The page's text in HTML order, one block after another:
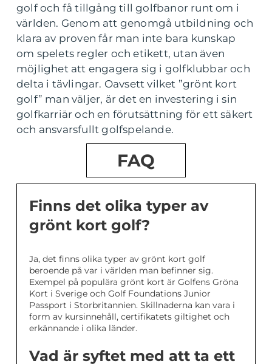
golf och få tillgång till golfbanor runt om i
världen. Genom att genomgå utbildning och
klara av proven får man inte bara kunskap
om spelets regler och etikett, utan även
möjlighet att engagera sig i golfklubbar och
delta i tävlingar. Oavsett vilket ”grönt kort
golf” man väljer, är det en investering i sin
golfkarriär och en förutsättning för ett säkert
och ansvarsfullt golfspelande.
FAQ
Finns det olika typer av
grönt kort golf?
Ja, det finns olika typer av grönt kort golf
beroende på var i världen man befinner sig.
Exempel på populära grönt kort är Golfens Gröna
Kort i Sverige och Golf Foundations Junior
Passport i Storbritannien. Skillnaderna kan vara i
form av kursinnehåll, certifikatets giltighet och
erkännande i olika länder.
Vad är syftet med att ta ett